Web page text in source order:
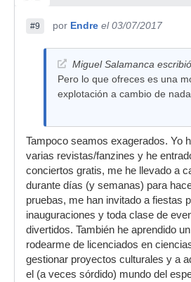
#9 por Endre el 03/07/2017
Miguel Salamanca
Pero lo que ofreces es una
explotación a cambio de nada.
Tampoco seamos exagerados. Yo
varias revistas/fanzines y he
conciertos gratis, me he llevado a
durante días (y semanas) para
pruebas, me han invitado a fiestas
inauguraciones y toda clase de
divertidos. También he aprendido
rodearme de licenciados en
gestionar proyectos culturales y a
el (a veces sórdido) mundo del